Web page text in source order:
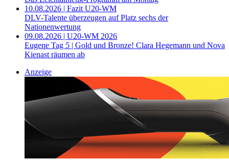
10.08.2026 | Fazit U20-WM
DLV-Talente überzeugen auf Platz sechs der
Nationenwertung
09.08.2026 | U20-WM 2026
Eugene Tag 5 | Gold und Bronze! Clara Hegemann und Nova
Kienast räumen ab
Anzeige